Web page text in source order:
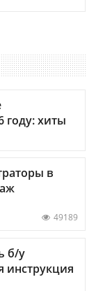
году: хиты
в
49189
б/у
инструкция